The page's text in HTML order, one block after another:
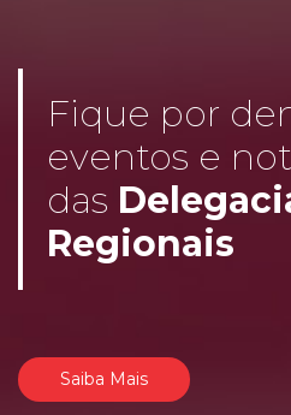
Fique por
eventos e
das
Regionais
Saiba Mais